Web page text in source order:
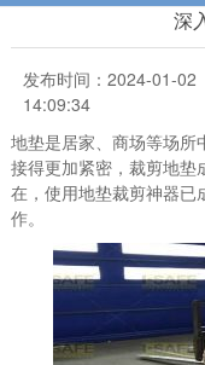
深
发布时间：2024-01-02
14:09:34
地垫是居家、商场等场所
接得更加紧密，裁剪地垫
在，使用地垫裁剪神器已
作。